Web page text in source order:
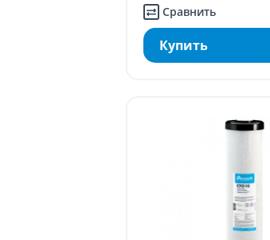
Сравнить
Купить